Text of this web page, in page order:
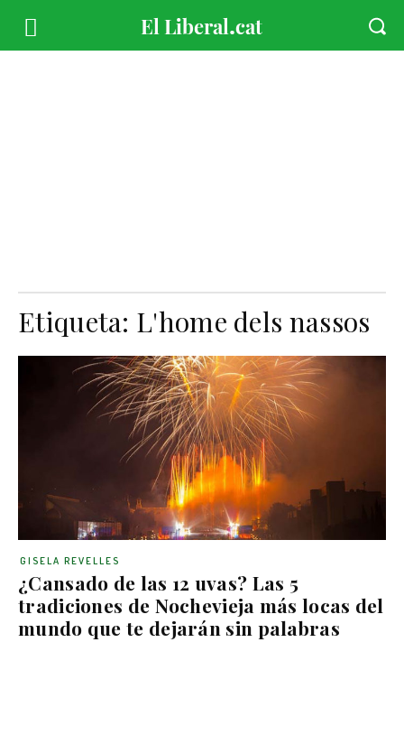
Etiqueta: L'home dels nassos
¿Cansado de las 12 uvas? Las 5
tradiciones de Nochevieja más locas del
mundo que te dejarán sin palabras
GISELA REVELLES